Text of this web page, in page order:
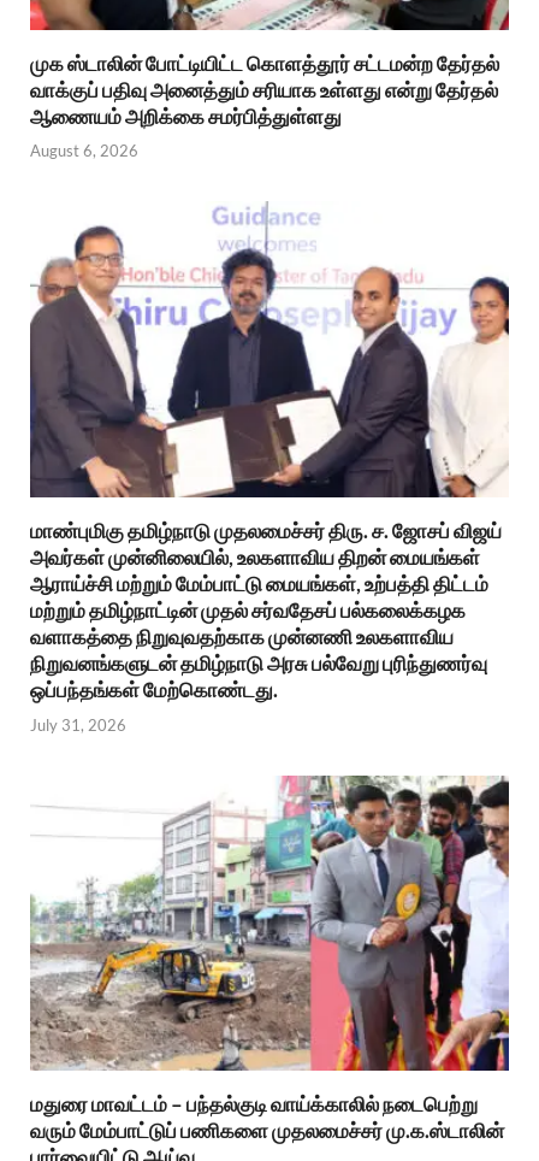
முக ஸ்டாலின் போட்டியிட்ட கொளத்தூர் சட்டமன்ற தேர்தல்
வாக்குப் பதிவு அனைத்தும் சரியாக உள்ளது என்று தேர்தல்
ஆணையம் அறிக்கை சமர்பித்துள்ளது
August 6, 2026
மாண்புமிகு தமிழ்நாடு முதலமைச்சர் திரு. ச. ஜோசப் விஜய்
அவர்கள் முன்னிலையில், உலகளாவிய திறன் மையங்கள்
ஆராய்ச்சி மற்றும் மேம்பாட்டு மையங்கள், உற்பத்தி திட்டம்
மற்றும் தமிழ்நாட்டின் முதல் சர்வதேசப் பல்கலைக்கழக
வளாகத்தை நிறுவுவதற்காக முன்னணி உலகளாவிய
நிறுவனங்களுடன் தமிழ்நாடு அரசு பல்வேறு புரிந்துணர்வு
ஒப்பந்தங்கள் மேற்கொண்டது.
July 31, 2026
மதுரை மாவட்டம் – பந்தல்குடி வாய்க்காலில் நடைபெற்று
வரும் மேம்பாட்டுப் பணிகளை முதலமைச்சர் மு.க.ஸ்டாலின்